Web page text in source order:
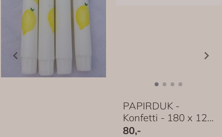
PAPIRDUK -
Konfetti - 180 x 120
cm - PartyDeco
80,-